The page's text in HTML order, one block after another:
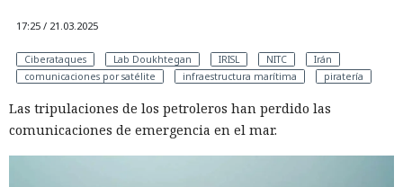
17:25 / 21.03.2025
Ciberataques Lab Doukhtegan IRISL NITC
Irán
comunicaciones por satélite
infraestructura marítima piratería
Las tripulaciones de los petroleros han perdido las
comunicaciones de emergencia en el mar.